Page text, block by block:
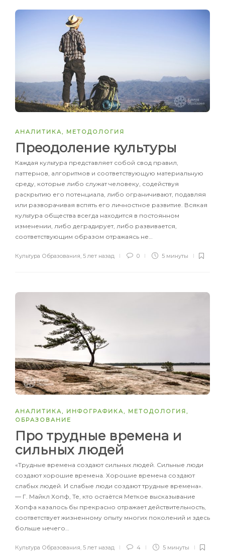
АНАЛИТИКА , МЕТОДОЛОГИЯ
Преодоление культуры
Каждая культура представляет собой свод правил,
паттернов, алгоритмов и соответствующую материальную
среду, которые либо служат человеку, содействуя
раскрытию его потенциала, либо ограничивают, подавляя
или разворачивая вспять его личностное развитие. Всякая
культура общества всегда находится в постоянном
изменении, либо деградирует, либо развивается,
соответствующим образом отражаясь не…
Культура Образования 5 лет назад 0 5 минуты
АНАЛИТИКА , ИНФОГРАФИКА , МЕТОДОЛОГИЯ ,
ОБРАЗОВАНИЕ
Про трудные времена и
сильных людей
«Трудные времена создают сильных людей. Сильные люди
создают хорошие времена. Хорошие времена создают
слабых людей. И слабые люди создают трудные времена».
― Г. Майкл Хопф, Те, кто остаётся Меткое высказывание
Хопфа казалось бы прекрасно отражает действительность,
соответствует жизненному опыту многих поколений и здесь
больше нечего…
Культура Образования 5 лет назад 4 5 минуты